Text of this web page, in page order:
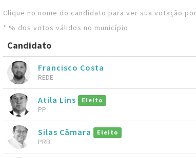
Clique no nome do candidato para ver sua votação
* % dos votos válidos no município
Candidato
Francisco Costa
REDE
Atila Lins Eleito
PP
Silas Câmara Eleito
PRB